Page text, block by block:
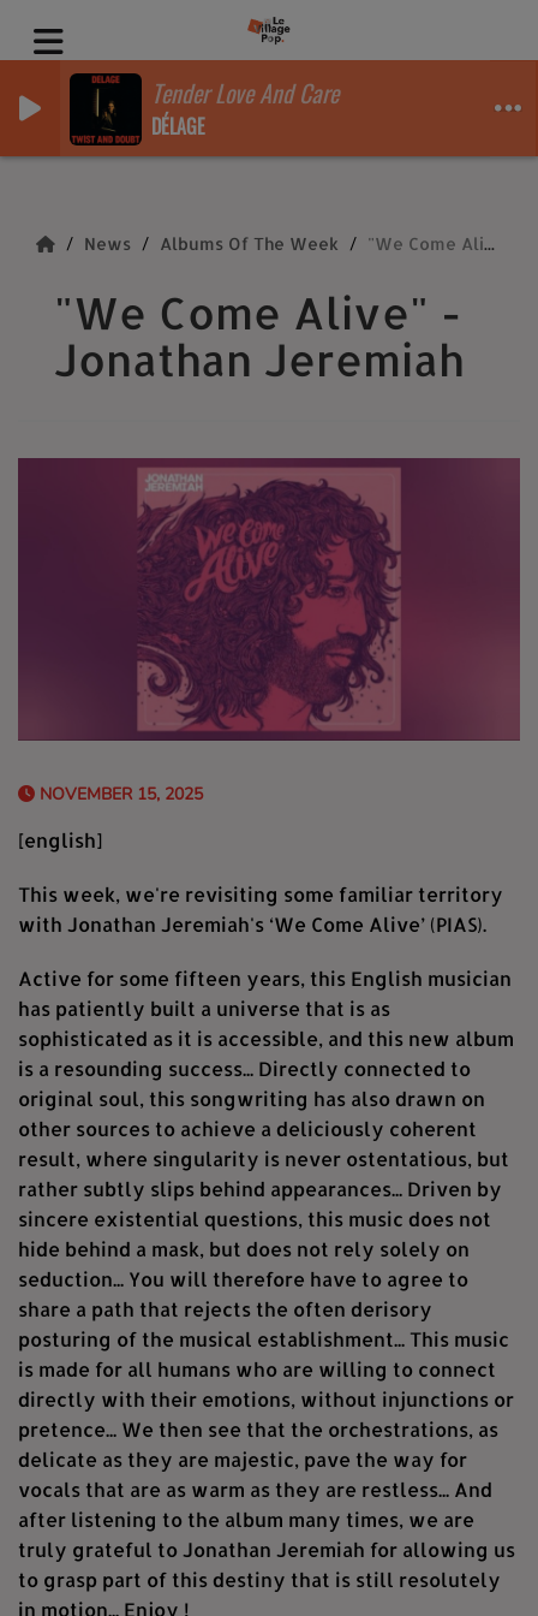
Tender Love And Care
DÉLAGE
News Albums Of The Week "We Come Alive" - Jonathan Jeremiah
"We Come Alive" -
Jonathan Jeremiah
NOVEMBER 15, 2025
[english]
This week, we're revisiting some familiar territory
with Jonathan Jeremiah's ‘We Come Alive’ (PIAS).
Active for some fifteen years, this English musician
has patiently built a universe that is as
sophisticated as it is accessible, and this new album
is a resounding success... Directly connected to
original soul, this songwriting has also drawn on
other sources to achieve a deliciously coherent
result, where singularity is never ostentatious, but
rather subtly slips behind appearances... Driven by
sincere existential questions, this music does not
hide behind a mask, but does not rely solely on
seduction... You will therefore have to agree to
share a path that rejects the often derisory
posturing of the musical establishment... This music
is made for all humans who are willing to connect
directly with their emotions, without injunctions or
pretence... We then see that the orchestrations, as
delicate as they are majestic, pave the way for
vocals that are as warm as they are restless... And
after listening to the album many times, we are
truly grateful to Jonathan Jeremiah for allowing us
to grasp part of this destiny that is still resolutely
in motion... Enjoy !